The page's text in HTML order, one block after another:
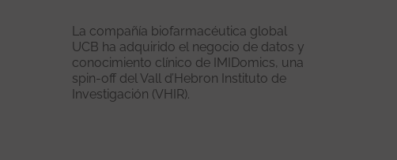
La compañía biofarmacéutica global
UCB ha adquirido el negocio de datos y
conocimiento clínico de IMIDomics, una
spin-off del Vall d’Hebron Instituto de
Investigación (VHIR).